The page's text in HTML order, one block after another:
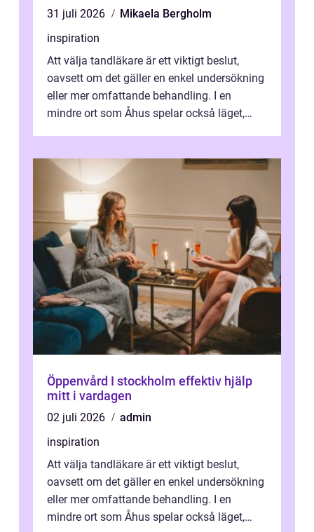
31 juli 2026
Mikaela Bergholm
inspiration
Att välja tandläkare är ett viktigt beslut,
oavsett om det gäller en enkel undersökning
eller mer omfattande behandling. I en
mindre ort som Åhus spelar också läget,
Öppenvård I stockholm effektiv hjälp
mitt i vardagen
02 juli 2026
admin
inspiration
Att välja tandläkare är ett viktigt beslut,
oavsett om det gäller en enkel undersökning
eller mer omfattande behandling. I en
mindre ort som Åhus spelar också läget,